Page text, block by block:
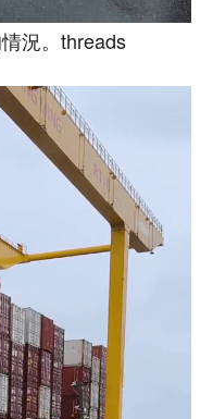
況。threads